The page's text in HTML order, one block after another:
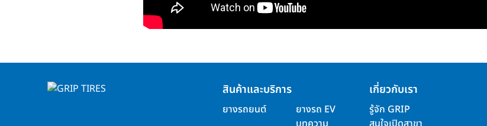
สินค้าและบริการ
ยางรถยนต์
ยางรถ EV
เกี่ยวกับเรา
รู้จัก GRIP